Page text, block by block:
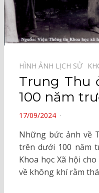
HÌNH ẢNH LỊCH SỬ⠀
Trung Thu
100 năm
POSTED
17/09/2024
Những bức ảnh về
trên dưới 100 năm
Khoa học Xã hội
về không khí rằm